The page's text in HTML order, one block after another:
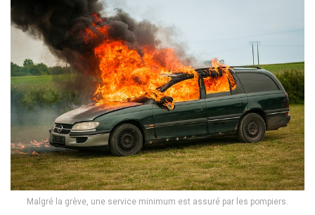
Malgré la grève, une service minimum est assuré par les pompiers.